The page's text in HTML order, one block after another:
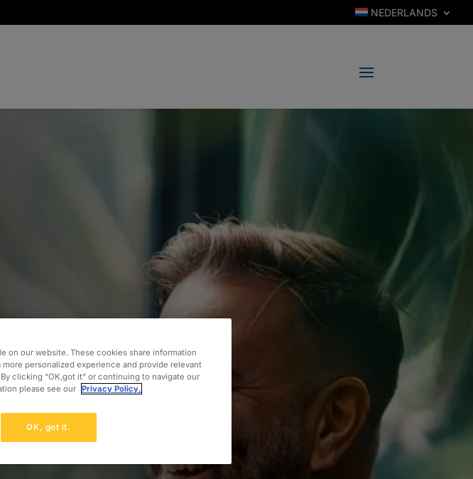
NEDERLANDS
on our website. These cookies share information
personalized experience and provide relevant
clicking “OK,got it” or continuing to navigate our
please see our Privacy Policy.
OK, got it.